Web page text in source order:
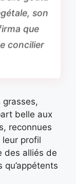
son
que
concilier
grasses,
belle aux
reconnues
profil
des alliés de